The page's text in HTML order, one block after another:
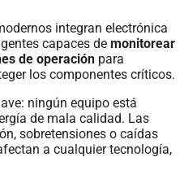
integran electrónica
capaces de monitorear
de operación para
los componentes críticos.
ningún equipo está
de mala calidad. Las
sobretensiones o caídas
a cualquier tecnología,